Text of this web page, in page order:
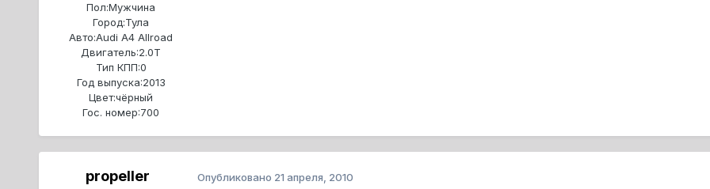
Пол:Мужчина
Город:Тула
Авто:Audi A4 Allroad
Двигатель:2.0T
Тип КПП:0
Год выпуска:2013
Цвет:чёрный
Гос. номер:700
propeller Опубликовано 21 апреля, 2010